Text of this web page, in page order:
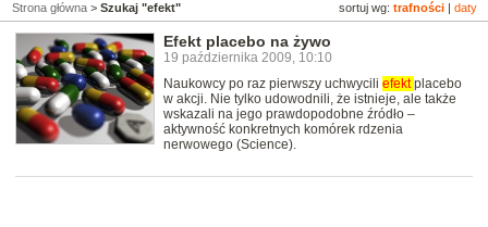
sortuj wg: trafności daty
Strona główna > Szukaj "efekt"
Efekt placebo na żywo
19 października 2009, 10:10
Naukowcy po raz pierwszy uchwycili efektplacebo
w akcji. Nie tylko udowodnili, że istnieje, ale także
wskazali na jego prawdopodobne źródło –
aktywność konkretnych komórek rdzenia
nerwowego (Science).